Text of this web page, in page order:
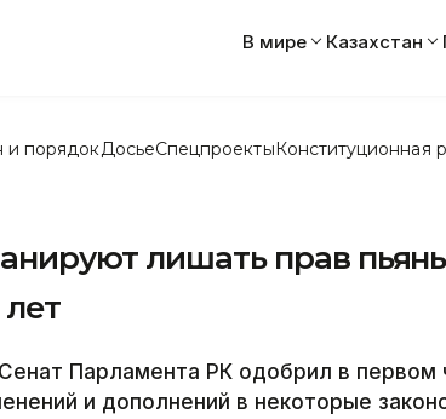
В мире Казахстан
и порядок ДосьеСпецпроектыКонституционная
лишать прав
Парламента РК одобрил в первом
и дополнений в некоторые